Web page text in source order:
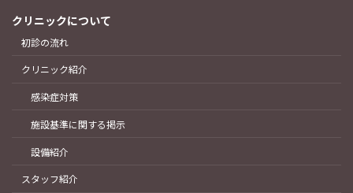
クリニックについて
初診の流れ
クリニック紹介
感染症対策
施設基準に関する掲示
設備紹介
スタッフ紹介